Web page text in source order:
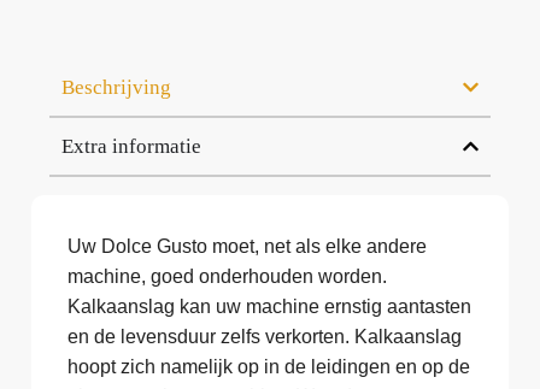
Beschrijving
Extra informatie
Uw Dolce Gusto moet, net als elke andere
machine, goed onderhouden worden.
Kalkaanslag kan uw machine ernstig aantasten
en de levensduur zelfs verkorten. Kalkaanslag
hoopt zich namelijk op in de leidingen en op de